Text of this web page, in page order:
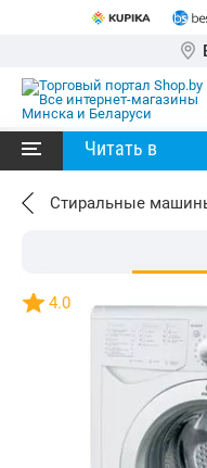
Читать в
Стиральные
4.0